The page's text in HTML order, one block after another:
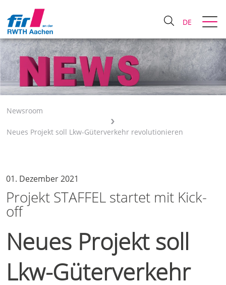
DE
Newsroom
Neues Projekt soll Lkw-Güterverkehr revolutionieren
01. Dezember 2021
Projekt STAFFEL startet mit Kick-
off
Neues Projekt soll
Lkw-Güterverkehr